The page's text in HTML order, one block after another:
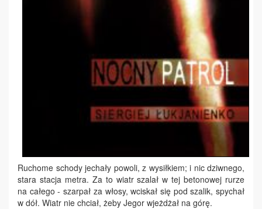
Ruchome schody jechały powoli, z wysiłkiem; i nic dziwnego,
stara stacja metra. Za to wiatr szalał w tej betonowej rurze
na całego - szarpał za włosy, wciskał się pod szalik, spychał
w dół. Wiatr nie chciał, żeby Jegor wjeżdżał na górę.